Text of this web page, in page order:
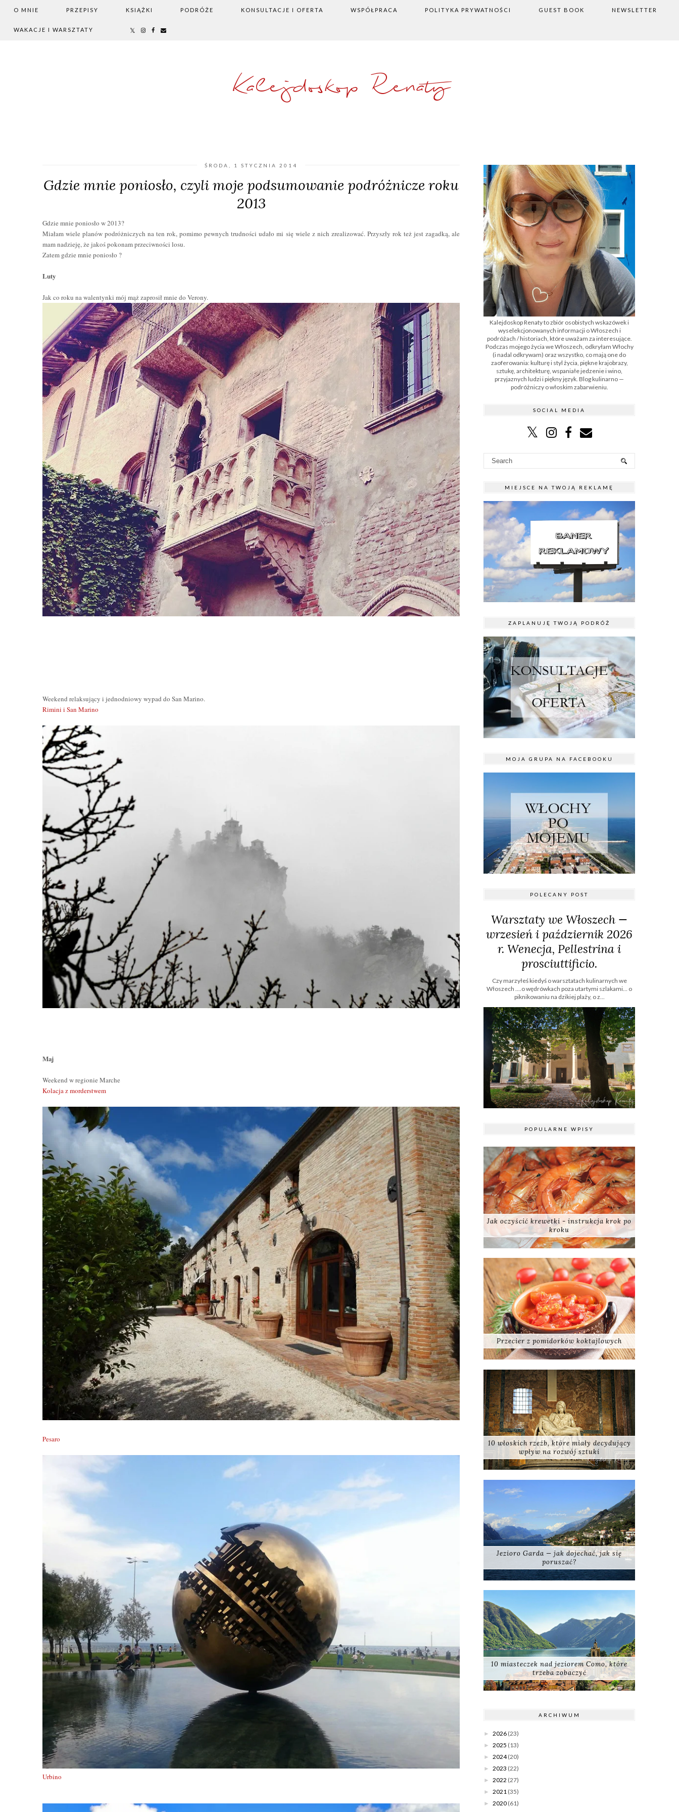
O MNIE PRZEPISY KSIĄŻKI PODRÓŻE KONSULTACJE I OFERTA WSPÓŁPRACA POLITYKA PRYWATNOŚCI GUEST BOOK NEWSLETTER
WAKACJE I WARSZTATY
Kalejdoskop Renaty
ŚRODA, 1 STYCZNIA 2014
Gdzie mnie poniosło, czyli moje podsumowanie podróżnicze roku
2013
Gdzie mnie poniosło w 2013?
Miałam wiele planów podróżniczych na ten rok, pomimo pewnych trudności udało mi się wiele z nich zrealizować. Przyszły rok też jest zagadką, ale
mam nadzieję, że jakoś pokonam przeciwności losu.
Zatem gdzie mnie poniosło ?
Luty
Jak co roku na walentynki mój mąż zaprosił mnie do Verony.
Weekend relaksujący i jednodniowy wypad do San Marino.
Rimini i San Marino
Maj
Weekend w regionie Marche
Kolacja z morderstwem
Pesaro
Urbino
Kalejdoskop Renaty to zbiór osobistych wskazówek i
wyselekcjonowanych informacji o Włoszech i
podróżach / historiach, które uważam za interesujące.
Podczas mojego życia we Włoszech, odkryłam Włochy
(i nadal odkrywam) oraz wszystko, co mają one do
zaoferowania: kulturę i styl życia, piękne krajobrazy,
sztukę, architekturę, wspaniałe jedzenie i wino,
przyjaznych ludzi i piękny język. Blog kulinarno —
podróżniczy o włoskim zabarwieniu.
SOCIAL MEDIA
MIEJSCE NA TWOJĄ REKLAMĘ
ZAPLANUJĘ TWOJĄ PODRÓŻ
MOJA GRUPA NA FACEBOOKU
POLECANY POST
Warsztaty we Włoszech —
wrzesień i październik 2026
r. Wenecja, Pellestrina i
prosciuttificio.
Czy marzyłeś kiedyś o warsztatach kulinarnych we
Włoszech ....o wędrówkach poza utartymi szlakami… o
piknikowaniu na dzikiej plaży, o z...
POPULARNE WPISY
Jak oczyścić krewetki - instrukcja krok po
kroku
Przecier z pomidorków koktajlowych
10 włoskich rzeźb, które miały decydujący
wpływ na rozwój sztuki
Jezioro Garda — jak dojechać, jak się
poruszać?
10 miasteczek nad jeziorem Como, które
trzeba zobaczyć
ARCHIWUM
► 2026 (23)
► 2025 (13)
► 2024 (20)
► 2023 (22)
► 2022 (27)
► 2021 (35)
► 2020 (61)